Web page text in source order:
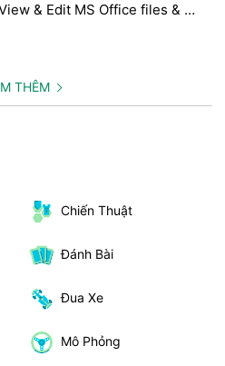
SmartOffice - View & Edit MS Office files & PDFs
THÊM
Chiến Thuật
Đánh Bài
Đua Xe
Mô Phỏng